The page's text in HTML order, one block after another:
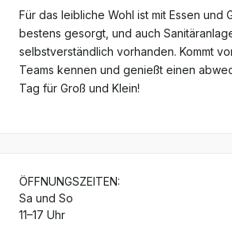
Für das leibliche Wohl ist mit Essen und
bestens gesorgt, und auch
selbstverständlich vorhanden. Kommt
Teams kennen und genießt einen
Tag für Groß und Klein!
ÖFFNUNGSZEITEN:
Sa und So
11–17 Uhr